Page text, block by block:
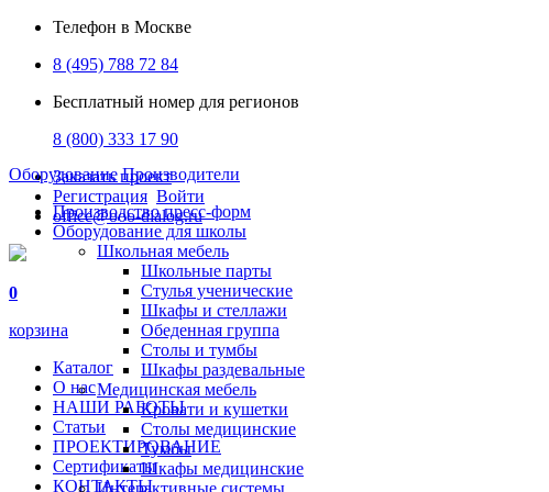
Телефон в Москве
8 (495) 788 72 84
Бесплатный номер для регионов
8 (800) 333 17 90
Заказать проект
Регистрация Войти
office@ooo-dialog.ru
0
корзина
Каталог
О нас
НАШИ РАБОТЫ
Статьи
ПРОЕКТИРОВАНИЕ
Сертификаты
КОНТАКТЫ
Оборудование Производители
Производство пресс-форм
Оборудование для школы
Школьная мебель
Школьные парты
Стулья ученические
Шкафы и стеллажи
Обеденная группа
Столы и тумбы
Шкафы раздевальные
Медицинская мебель
Кровати и кушетки
Столы медицинские
Тумбы
Шкафы медицинские
Интерактивные системы